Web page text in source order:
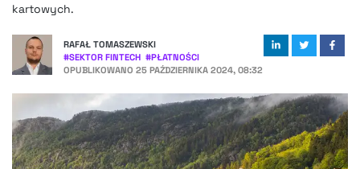
kartowych.
RAFAŁ TOMASZEWSKI
#SEKTOR FINTECH #PŁATNOŚCI
OPUBLIKOWANO 25 PAŹDZIERNIKA 2024, 08:32